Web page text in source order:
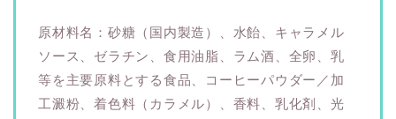
原材料名：砂糖（国内製造）、水飴、キャラメル
ソース、ゼラチン、食用油脂、ラム酒、全卵、乳
等を主要原料とする食品、コーヒーパウダー／加
工澱粉、着色料（カラメル）、香料、乳化剤、光